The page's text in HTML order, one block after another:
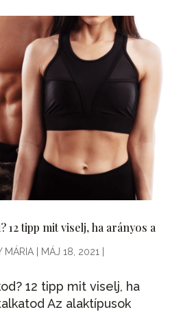
12 tipp mit viselj, ha arányos a
MÁRIA| MÁJ 18, 2021
12 tipp mit viselj, ha
Az alaktípusok